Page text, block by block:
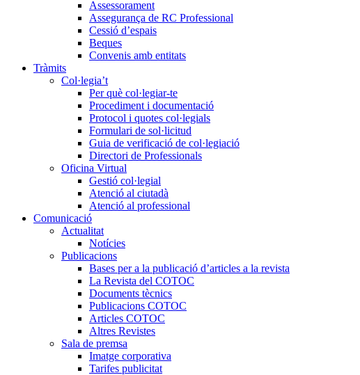
Assessorament
Assegurança de RC Professional
Cessió d’espais
Beques
Convenis amb entitats
Tràmits
Col·legia’t
Per què col·legiar-te
Procediment i documentació
Protocol i quotes col·legials
Formulari de sol·licitud
Guia de verificació de col·legiació
Directori de Professionals
Oficina Virtual
Gestió col·legial
Atenció al ciutadà
Atenció al professional
Comunicació
Actualitat
Notícies
Publicacions
Bases per a la publicació d’articles a la revista
La Revista del COTOC
Documents tècnics
Publicacions COTOC
Articles COTOC
Altres Revistes
Sala de premsa
Imatge corporativa
Tarifes publicitat